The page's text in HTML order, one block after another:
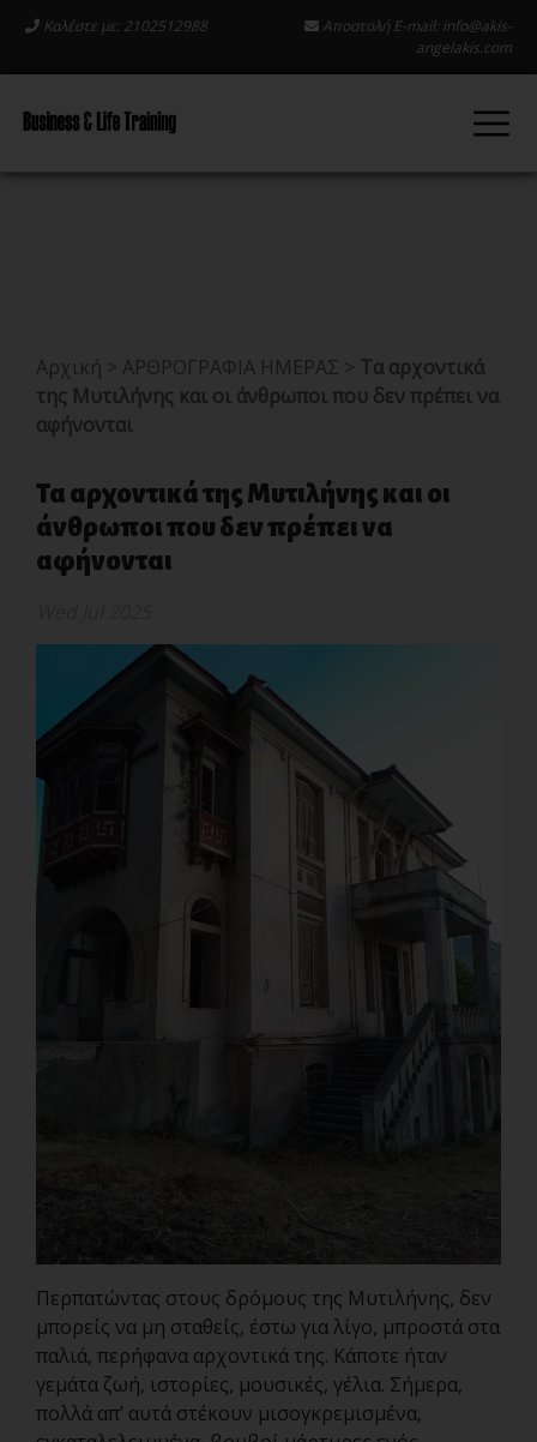
Καλέστε με: 2102512988 Αποστολή E-mail: info@akis-
angelakis.com
Αρχική > ΑΡΘΡΟΓΡΑΦΙΑ ΗΜΕΡΑΣ > Τα αρχοντικά
της Μυτιλήνης και οι άνθρωποι που δεν πρέπει να
αφήνονται
Τα αρχοντικά της Μυτιλήνης και οι
άνθρωποι που δεν πρέπει να
αφήνονται
Περπατώντας στους δρόμους της Μυτιλήνης, δεν
μπορείς να μη σταθείς, έστω για λίγο, μπροστά στα
παλιά, περήφανα αρχοντικά της. Κάποτε ήταν
γεμάτα ζωή, ιστορίες, μουσικές, γέλια. Σήμερα,
πολλά απ’ αυτά στέκουν μισογκρεμισμένα,